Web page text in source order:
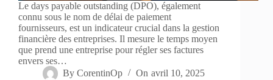
Le days payable outstanding (DPO), également
connu sous le nom de délai de paiement
fournisseurs, est un indicateur crucial dans la gestion
financière des entreprises. Il mesure le temps moyen
que prend une entreprise pour régler ses factures
envers ses…
By CorentinOp On avril 10, 2025